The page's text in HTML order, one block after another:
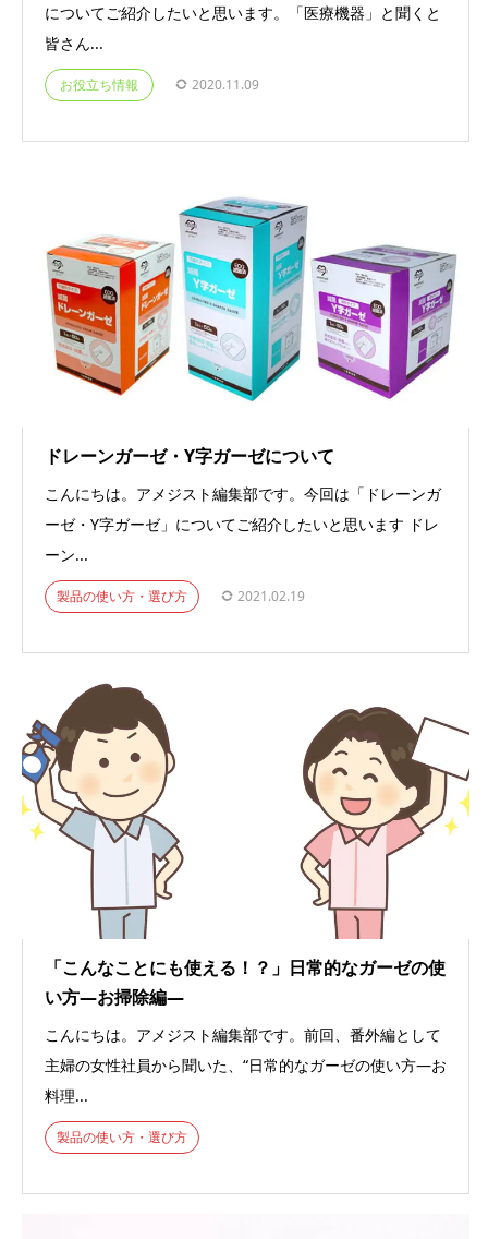
についてご紹介したいと思います。「医療機器」と聞くと
皆さん...
お役立ち情報 2020.11.09
ドレーンガーゼ・Y字ガーゼについて
こんにちは。アメジスト編集部です。今回は「ドレーンガ
ーゼ・Y字ガーゼ」についてご紹介したいと思います ドレ
ーン...
製品の使い方・選び方 2021.02.19
「こんなことにも使える！？」日常的なガーゼの使
い方―お掃除編―
こんにちは。アメジスト編集部です。前回、番外編として
主婦の女性社員から聞いた、“日常的なガーゼの使い方―お
料理...
製品の使い方・選び方